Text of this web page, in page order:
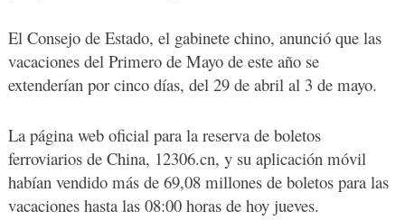
El Consejo de Estado, el gabinete chino, anunció que las
vacaciones del Primero de Mayo de este año se
extenderían por cinco días, del 29 de abril al 3 de mayo.
La página web oficial para la reserva de boletos
ferroviarios de China, 12306.cn, y su aplicación móvil
habían vendido más de 69,08 millones de boletos para las
vacaciones hasta las 08:00 horas de hoy jueves.